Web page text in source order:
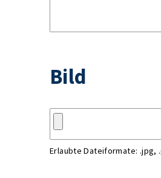
Bild
Erlaubte Dateiformate: .jpg,